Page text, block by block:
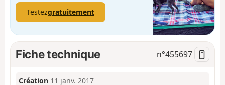
Testezgratuitement
Fiche technique n°455697
Création 11 janv. 2017